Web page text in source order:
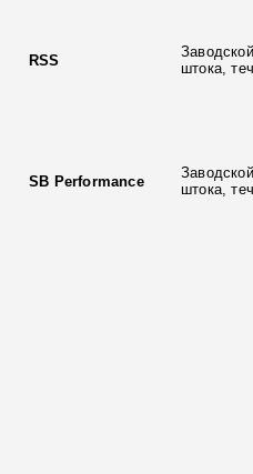
RSS
штока,
SB Performance
штока,